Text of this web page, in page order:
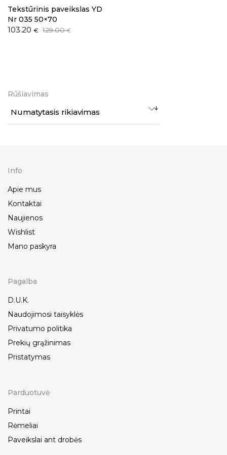
Tekstūrinis paveikslas YD
Nr 035 50×70
129.00€
Original
103.20 €
Current
Rūšiavimas
Numatytasis rikiavimas
Info
Apie mus
Kontaktai
Naujienos
Wishlist
Mano paskyra
Pagalba
D.U.K.
Naudojimosi taisyklės
Privatumo politika
Prekių grąžinimas
Pristatymas
Parduotuvė
Printai
Rėmeliai
Paveikslai ant drobės